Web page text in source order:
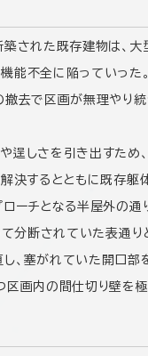
された既存建物は、大
能不全に陥っていった
去で区画が無理やり
逞しさを引き出すため
決するとともに既存
ーチとなる半屋外の通
て分断されていた表通り
、塞がれていた開口部
画内の間仕切り壁を極